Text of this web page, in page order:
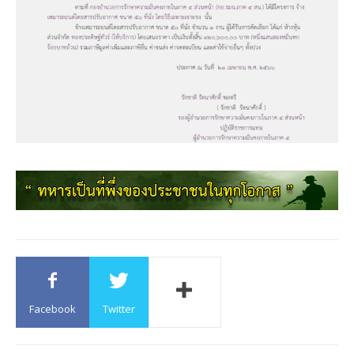
Facebook Twitter